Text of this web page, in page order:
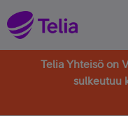
Telia Yhteisö on
sulkeutuu